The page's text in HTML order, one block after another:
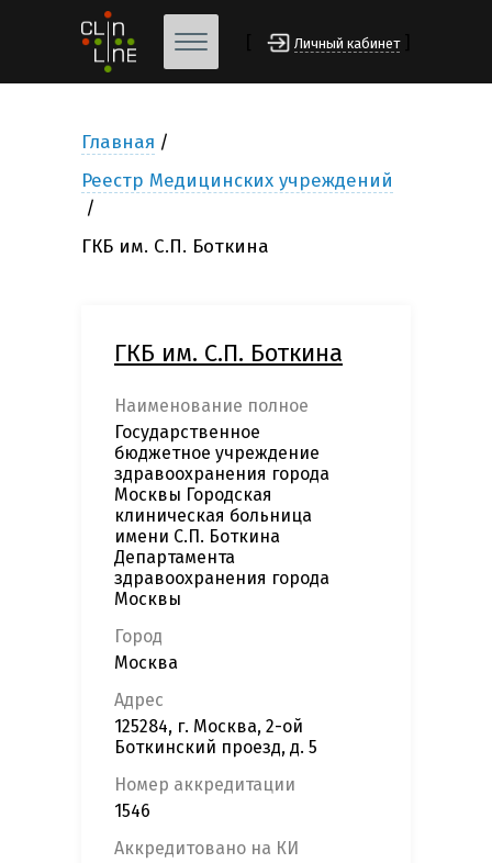
Личный кабинет
Главная
Реестр Медицинских учреждений
ГКБ им. С.П. Боткина
ГКБ им. С.П. Боткина
Наименование полное
Государственное
бюджетное учреждение
здравоохранения города
Москвы Городская
клиническая больница
имени С.П. Боткина
Департамента
здравоохранения города
Москвы
Город
Москва
Адрес
125284, г. Москва, 2-ой
Боткинский проезд, д. 5
Номер аккредитации
1546
Аккредитовано на КИ